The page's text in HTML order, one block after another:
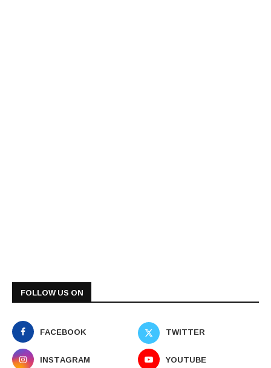
FOLLOW US ON
FACEBOOK
TWITTER
INSTAGRAM
YOUTUBE